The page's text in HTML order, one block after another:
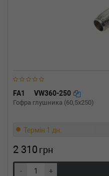
FA1 VW360-250
Гофра глушника (60,5x250)
Термін 1 дн.
2 310 грн
- +